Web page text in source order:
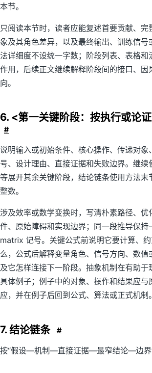
本节。
只阅读本节时，读者应能复述首要贡献、完
象及其角色差异，以及最终输出、训练信号
法详细度不设统一字数；阶段列表、表格和
作用，后续正文继续解释阶段间的接口、因
向。
6. <第一关键阶段：按执行或论
#
说明输入或初始条件、核心操作、传递对象
号、设计理由、直接证据和失败边界。继
等展开其余关键阶段，结论链条使用方法末
整数。
涉及效率或数学变换时，写清朴素路径、优
件、原始障碍和实现边界；同一段推导保
matrix 记号。关键公式前说明它要计算、
么，公式后解释变量角色、信号方向、数值
及它怎样连接下一阶段。抽象机制在有助于
具体例子；例子中的对象、操作和结果应与
应，并在例子后回到公式、算法或正式机制。
7. 结论链条 #
按“假设—机制—直接证据—最窄结论—边界”